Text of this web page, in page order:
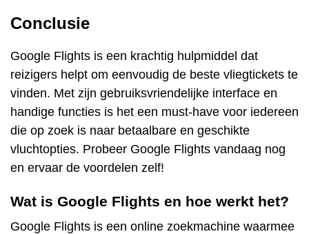
Conclusie
Google Flights is een krachtig hulpmiddel dat
reizigers helpt om eenvoudig de beste vliegtickets te
vinden. Met zijn gebruiksvriendelijke interface en
handige functies is het een must-have voor iedereen
die op zoek is naar betaalbare en geschikte
vluchtopties. Probeer Google Flights vandaag nog
en ervaar de voordelen zelf!
Wat is Google Flights en hoe werkt het?
Google Flights is een online zoekmachine waarmee